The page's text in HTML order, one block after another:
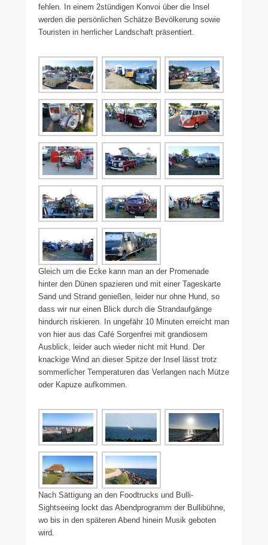
fehlen. In einem 2stündigen Konvoi über die Insel
werden die persönlichen Schätze Bevölkerung sowie
Touristen in herrlicher Landschaft präsentiert.
Gleich um die Ecke kann man an der Promenade
hinter den Dünen spazieren und mit einer Tageskarte
Sand und Strand genießen, leider nur ohne Hund, so
dass wir nur einen Blick durch die Strandaufgänge
hindurch riskieren. In ungefähr 10 Minuten erreicht man
von hier aus das Café Sorgenfrei mit grandiosem
Ausblick, leider auch wieder nicht mit Hund. Der
knackige Wind an dieser Spitze der Insel lässt trotz
sommerlicher Temperaturen das Verlangen nach Mütze
oder Kapuze aufkommen.
Nach Sättigung an den Foodtrucks und Bulli-
Sightseeing lockt das Abendprogramm der Bullibühne,
wo bis in den späteren Abend hinein Musik geboten
wird.